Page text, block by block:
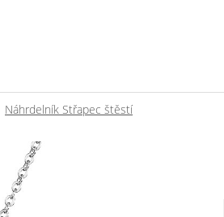
Náhrdelník Střapec štěstí